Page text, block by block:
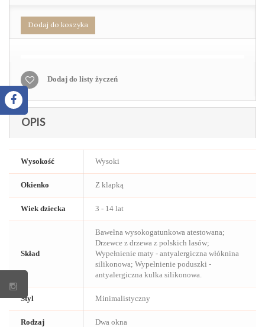
Dodaj do koszyka
Dodaj do listy życzeń
OPIS
Wysokość Wysoki
Okienko Z klapką
Wiek dziecka 3 - 14 lat
Skład
Bawełna wysokogatunkowa atestowana;
Drzewce z drzewa z polskich lasów;
Wypełnienie maty - antyalergiczna włóknina
silikonowa; Wypełnienie poduszki -
antyalergiczna kulka silikonowa.
Styl Minimalistyczny
Rodzaj Dwa okna